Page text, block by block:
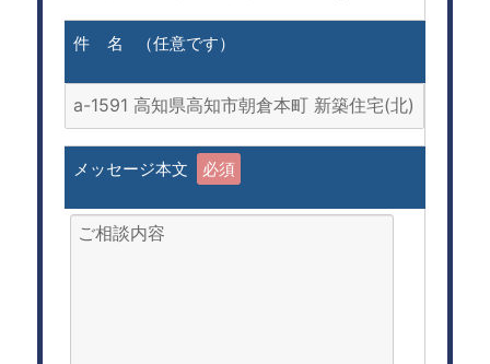
件 名 （任意です）
メッセージ本文 必須